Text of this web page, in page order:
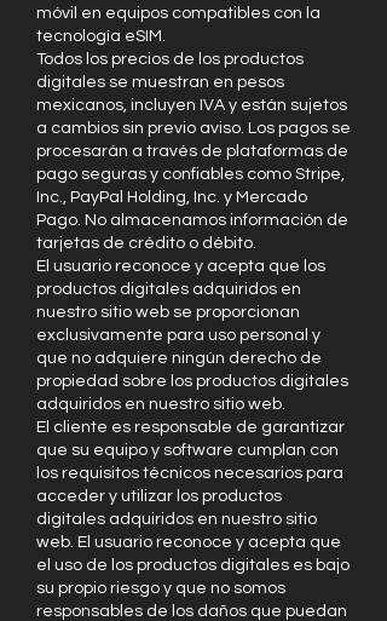
móvil en equipos compatibles con la
tecnología eSIM.
Todos los precios de los productos
digitales se muestran en pesos
mexicanos, incluyen IVA y están sujetos
a cambios sin previo aviso. Los pagos se
procesarán a través de plataformas de
pago seguras y confiables como Stripe,
Inc., PayPal Holding, Inc. y Mercado
Pago. No almacenamos información de
tarjetas de crédito o débito.
El usuario reconoce y acepta que los
productos digitales adquiridos en
nuestro sitio web se proporcionan
exclusivamente para uso personal y
que no adquiere ningún derecho de
propiedad sobre los productos digitales
adquiridos en nuestro sitio web.
El cliente es responsable de garantizar
que su equipo y software cumplan con
los requisitos técnicos necesarios para
acceder y utilizar los productos
digitales adquiridos en nuestro sitio
web. El usuario reconoce y acepta que
el uso de los productos digitales es bajo
su propio riesgo y que no somos
responsables de los daños que puedan